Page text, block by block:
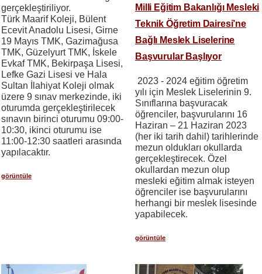
gerçekleştiriliyor.
Türk Maarif Koleji, Bülent
Ecevit Anadolu Lisesi, Girne
19 Mayıs TMK, Gazimağusa
TMK, Güzelyurt TMK, İskele
Evkaf TMK, Bekirpaşa Lisesi,
Lefke Gazi Lisesi ve Hala
Sultan İlahiyat Koleji olmak
üzere 9 sınav merkezinde, iki
oturumda gerçekleştirilecek
sınavın birinci oturumu 09:00-
10:30, ikinci oturumu ise
11:00-12:30 saatleri arasında
yapılacaktır.
görüntüle
Milli Eğitim Bakanlığı Mesleki
Teknik Öğretim Dairesi’ne
Bağlı Meslek Liselerine
Başvurular Başlıyor
​​​​​​​ 2023 - 2024 eğitim öğretim
yılı için Meslek Liselerinin 9.
Sınıflarına başvuracak
öğrenciler, başvurularını 16
Haziran – 21 Haziran 2023
(her iki tarih dahil) tarihlerinde
mezun oldukları okullarda
gerçekleştirecek. Özel
okullardan mezun olup
mesleki eğitim almak isteyen
öğrenciler ise başvurularını
herhangi bir meslek lisesinde
yapabilecek.
görüntüle